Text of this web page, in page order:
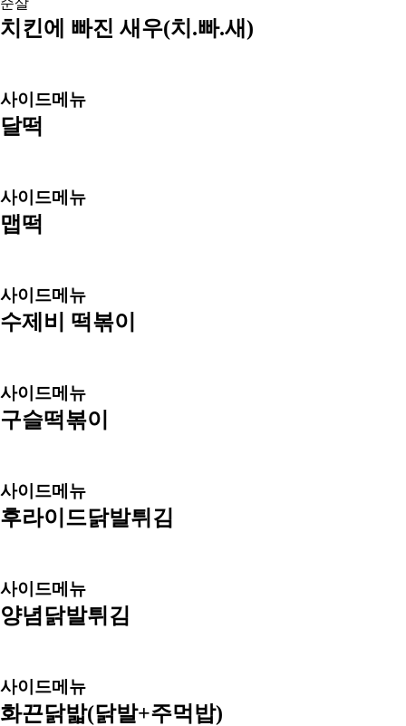
순살
치킨에 빠진 새우(치.빠.새)
사이드메뉴
달떡
사이드메뉴
맵떡
사이드메뉴
수제비 떡볶이
사이드메뉴
구슬떡볶이
사이드메뉴
후라이드닭발튀김
사이드메뉴
양념닭발튀김
사이드메뉴
화끈닭밟(닭발+주먹밥)